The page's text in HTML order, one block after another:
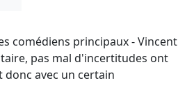
comédiens principaux - Vincent
pas mal d'incertitudes ont
donc avec un certain